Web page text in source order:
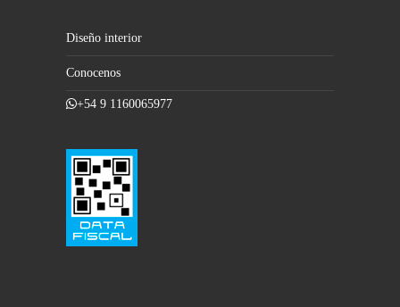
Diseño interior
Conocenos
+54 9 1160065977